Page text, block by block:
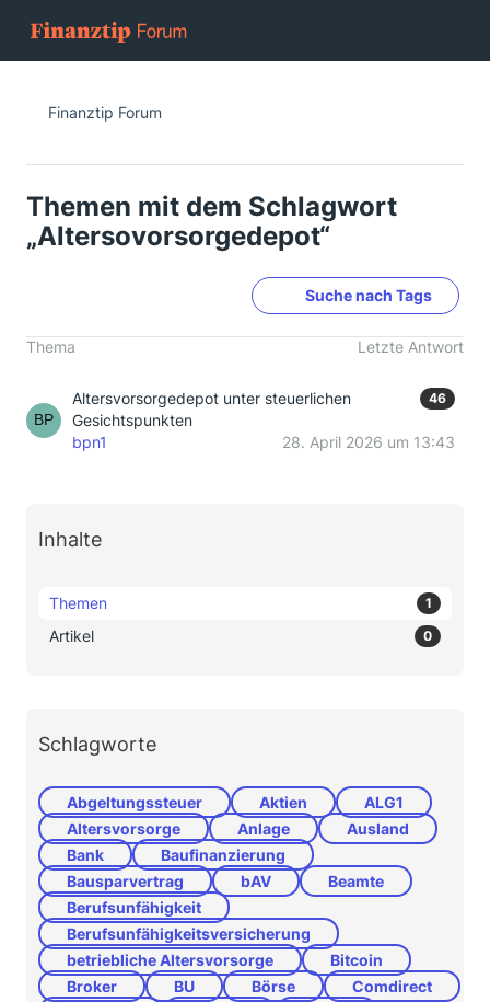
Finanztip Forum
Themen mit dem Schlagwort
„Altersovorsorgedepot“
Suche nach Tags
Thema Letzte Antwort
Altersvorsorgedepot unter steuerlichen
Gesichtspunkten
46
bpn1 28. April 2026 um 13:43
Inhalte
Themen 1
Artikel 0
Schlagworte
Abgeltungssteuer Aktien
ALG1
Altersvorsorge
Anlage
Ausland
Bank
Baufinanzierung
Bausparvertrag
bAV
Beamte
Berufsunfähigkeit
Berufsunfähigkeitsversicherung
betriebliche Altersvorsorge
Bitcoin
Broker
BU Börse
Comdirect